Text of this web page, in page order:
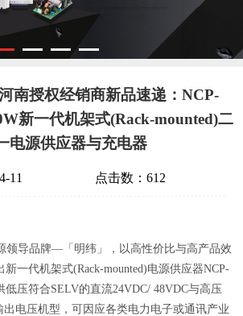
南授权经销商新品速递：NCP-
新一代机架式(Rack-mounted)二
电源供应器与充电器
11 点击数：612
导品牌—「明纬」，以高性价比与高产品效
一代机架式(Rack-mounted)电源供应器NCP-
低压符合SELV的直流24VDC/ 48VDC与高压
出电压机型，可因应各类电力电子或通讯产业